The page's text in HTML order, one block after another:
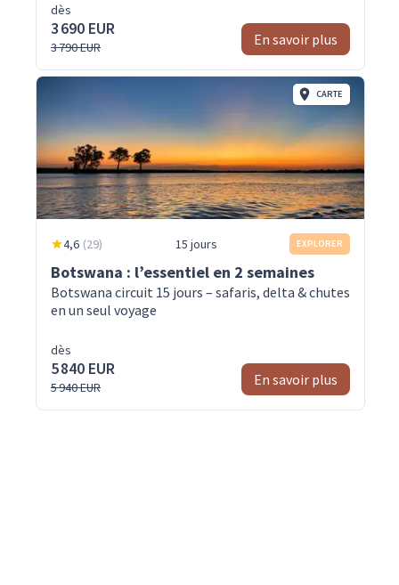
dès
3 690 EUR
3 790 EUR En savoir plus
CARTE
4,6 (29) 15 jours EXPLORER
Botswana : l’essentiel en 2 semaines
Botswana circuit 15 jours – safaris, delta & chutes
en un seul voyage
dès
5 840 EUR
5 940 EUR En savoir plus